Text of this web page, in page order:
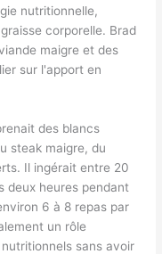
nutritionnelle,
corporelle. Brad
maigre et des
sur l'apport en
des blancs
steak maigre, du
Il ingérait entre 20
deux heures pendant
6 à 8 repas par
un rôle
sans avoir